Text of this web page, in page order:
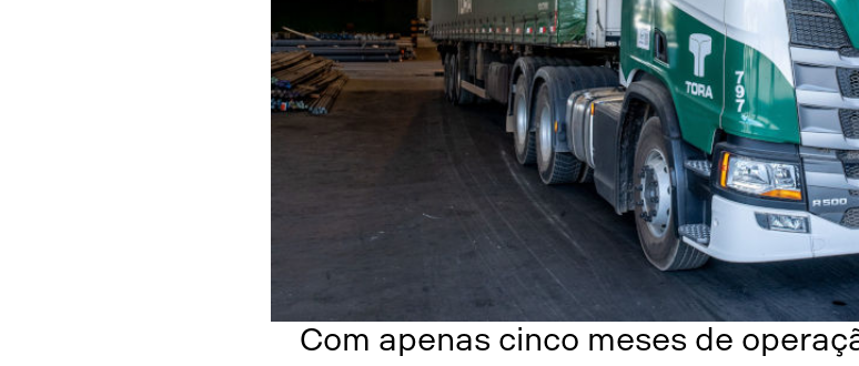
Com apenas cinco meses de